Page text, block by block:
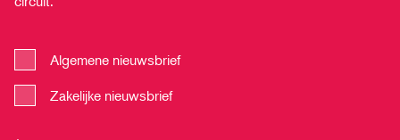
Algemene nieuwsbrief
Zakelijke nieuwsbrief